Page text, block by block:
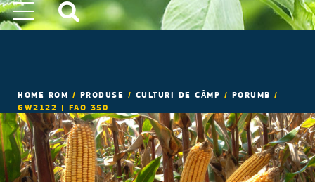
HOME ROM / PRODUSE / CULTURI DE CÂMP / PORUMB /
GW2122 | FAO 350